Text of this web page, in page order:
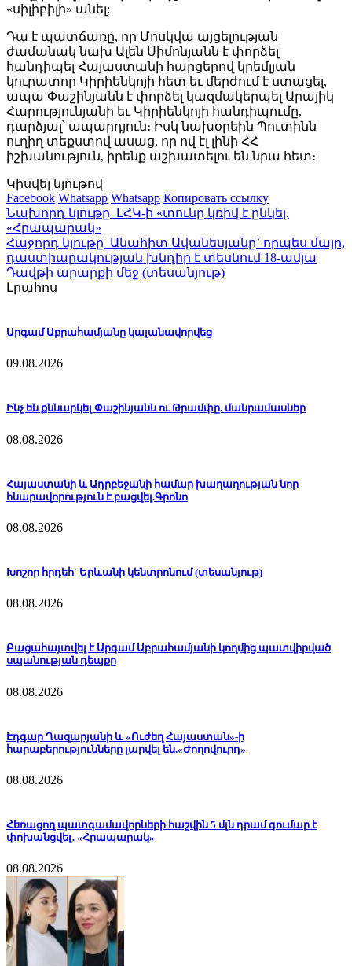
«սիլիբիլի» անել:
Դա է պատճառը, որ Մոսկվա այցելության
ժամանակ նախ Ալեն Սիմոնյանն է փորձել
հանդիպել Հայաստանի հարցերով կրեմլյան
կուրատոր Կիրիենկոյի հետ եւ մերժում է ստացել,
ապա Փաշինյանն է փորձել կազմակերպել Արայիկ
Հարությունյանի եւ Կիրիենկոյի հանդիպումը,
դարձյալ՝ ապարդյուն։ Իսկ նախօրեին Պուտինն
ուղիղ տեքստով ասաց, որ ով էլ լինի ՀՀ
իշխանություն, իրենք աշխատելու են նրա հետ։
Կիսվել նյութով
Facebook Whatsapp Whatsapp Копировать ссылку
Նախորդ նյութը ԼՀԿ-ի «տունը կռիվ է ընկել.
«Հրապարակ»
Հաջորդ նյութը Անահիտ Ավանեսյանը` որպես մայր,
դաստիարակության խնդիր է տեսնում 18-ամյա
Դավթի արարքի մեջ (տեսանյութ)
Լրահոս
Արգամ Աբրահամյանը կալանավորվեց
09.08.2026
Ինչ են քննարկել Փաշինյանն ու Թրամփը. մանրամասներ
08.08.2026
Հայաստանի և Ադրբեջանի համար խաղաղության նոր
հնարավորություն է բացվել.Գրոնո
08.08.2026
Խոշոր հրդեհ` Երևանի կենտրոնում (տեսանյութ)
08.08.2026
Բացահայտվել է Արգամ Աբրահամյանի կողմից պատվիրված
սպանության դեպքը
08.08.2026
Էդգար Ղազարյանի և «Ուժեղ Հայաստան»-ի
հարաբերությունները լարվել են.«Ժողովուրդ»
08.08.2026
Հեռացող պատգամավորների հաշվին 5 մլն դրամ գումար է
փոխանցվել․ «Հրապարակ»
08.08.2026